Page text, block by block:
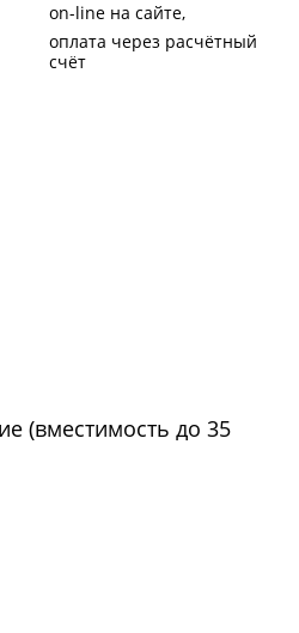
on-line на сайте
оплата через расчётный
счёт
(вместимость до 35